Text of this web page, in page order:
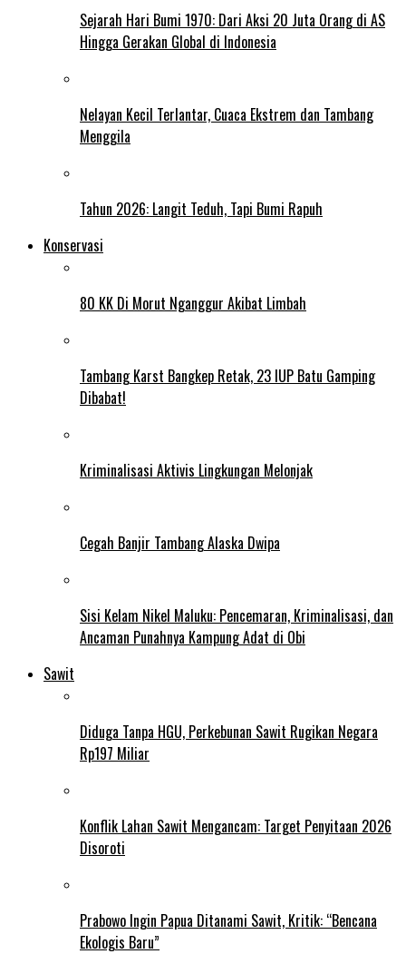
Sejarah Hari Bumi 1970: Dari Aksi 20 Juta Orang di AS
Hingga Gerakan Global di Indonesia
Nelayan Kecil Terlantar, Cuaca Ekstrem dan Tambang
Menggila
Tahun 2026: Langit Teduh, Tapi Bumi Rapuh
Konservasi
80 KK Di Morut Nganggur Akibat Limbah
Tambang Karst Bangkep Retak, 23 IUP Batu Gamping
Dibabat!
Kriminalisasi Aktivis Lingkungan Melonjak
Cegah Banjir Tambang Alaska Dwipa
Sisi Kelam Nikel Maluku: Pencemaran, Kriminalisasi, dan
Ancaman Punahnya Kampung Adat di Obi
Sawit
Diduga Tanpa HGU, Perkebunan Sawit Rugikan Negara
Rp197 Miliar
Konflik Lahan Sawit Mengancam: Target Penyitaan 2026
Disoroti
Prabowo Ingin Papua Ditanami Sawit, Kritik: “Bencana
Ekologis Baru”